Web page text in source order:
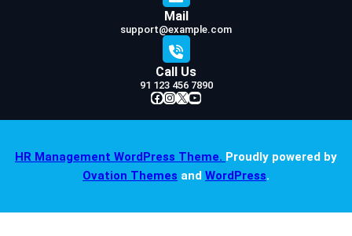
Mail
support@example.com
Call Us
91 123 456 7890
Facebook InstagramX YouTube
HR Management WordPress Theme. Proudly powered by
Ovation Themes and WordPress.